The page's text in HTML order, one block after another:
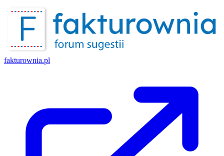
fakturownia.pl